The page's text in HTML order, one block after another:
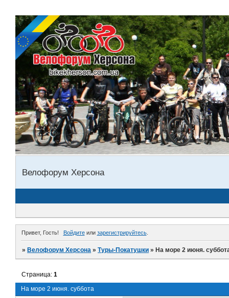
Велофорум Херсона
Привет, Гость! Войдитеили зарегистрируйтесь.
» Велофорум Херсона »Туры-Покатушки » На море 2 июня.
На море 2 июня. суббота
Страница:1